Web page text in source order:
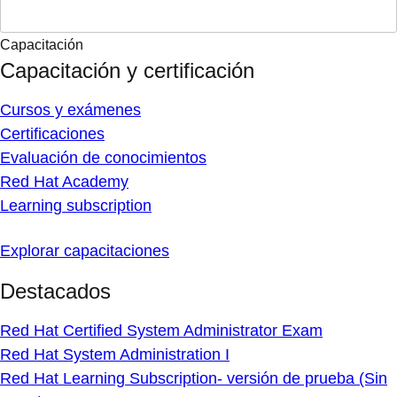
Capacitación
Capacitación y certificación
Cursos y exámenes
Certificaciones
Evaluación de conocimientos
Red Hat Academy
Learning subscription
Explorar capacitaciones
Destacados
Red Hat Certified System Administrator Exam
Red Hat System Administration I
Red Hat Learning Subscription- versión de prueba (Sin